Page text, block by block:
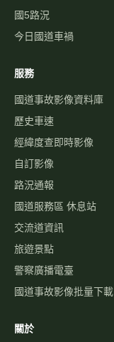
國5路況
今日國道車禍
服務
國道事故影像資料庫
歷史車速
經緯度查即時影像
自訂影像
路況通報
國道服務區 休息站
交流道資訊
旅遊景點
警察廣播電臺
國道事故影像批量下載
關於